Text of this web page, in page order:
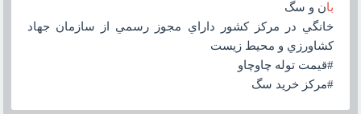
بان و سگ
خانگي در مرکز کشور داراي مجوز رسمي از سازمان جهاد
کشاورزي و محيط زيست
#قيمت توله چاوچاو
#مرکز خريد سگ